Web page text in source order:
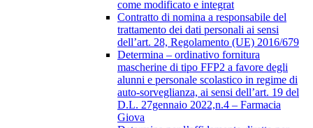
come modificato e integrat
Contratto di nomina a responsabile del
trattamento dei dati personali ai sensi
dell’art. 28, Regolamento (UE) 2016/679
Determina – ordinativo fornitura
mascherine di tipo FFP2 a favore degli
alunni e personale scolastico in regime di
auto-sorveglianza, ai sensi dell’art. 19 del
D.L. 27gennaio 2022,n.4 – Farmacia
Giova